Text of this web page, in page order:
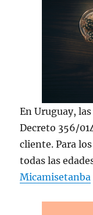
En Uruguay,
Decreto 356/
cliente. Para
todas las
Micamisetanba